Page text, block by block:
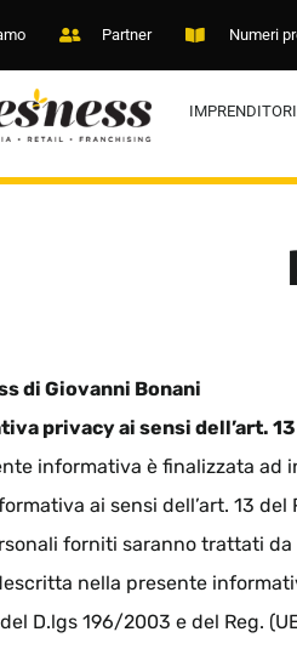
Partner Numeri
di Giovanni Bonani
privacy ai sensi dell’art.
informativa è finalizzata ad
ai sensi dell’art. 13 del
forniti saranno trattati
nella presente
D.lgs 196/2003 e del Reg.